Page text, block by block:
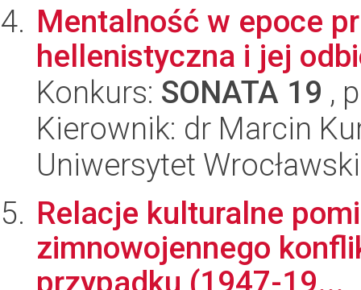
Mentalność w epoce
hellenistyczna i jej
Konkurs: SONATA 19 ,
Kierownik: dr Marcin
Uniwersytet
Relacje kulturalne
zimnowojennego
przypadku (1947-19...